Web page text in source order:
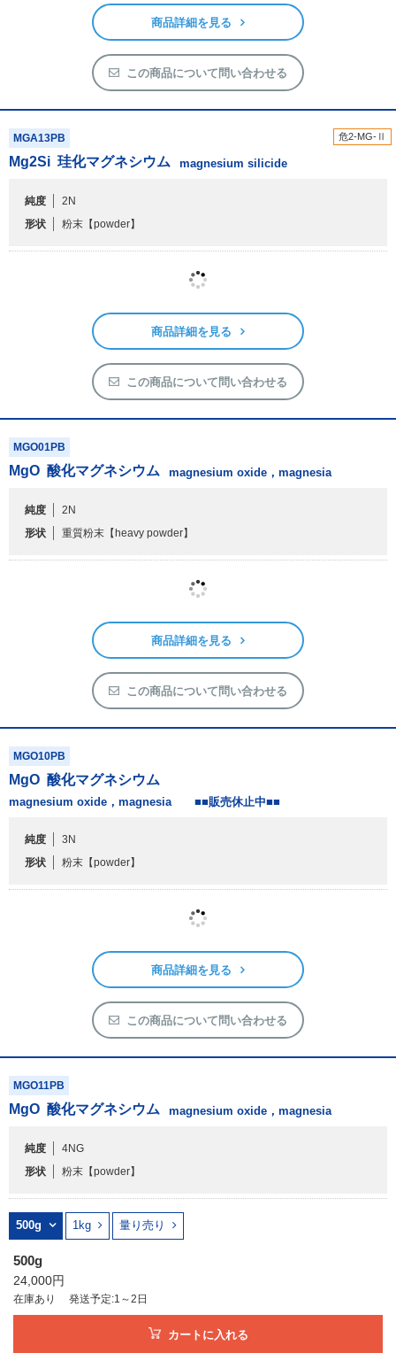
この商品について問い合わせる
Mg2Si 珪化マグネシウム magnesium silicide
純度
2N
形状
【powder】
商品詳細を見る
この商品について問い合わせる
MgO 酸化マグネシウム magnesium oxide，magnesia
純度
2N
形状
【heavy powder】
商品詳細を見る
この商品について問い合わせる
MgO 酸化マグネシウム
magnesium oxide，magnesia ■■販売休止中■■
純度
3N
形状
【powder】
商品詳細を見る
この商品について問い合わせる
MgO 酸化マグネシウム magnesium oxide，magnesia
純度
4NG
500g 1kg 量り売り
500g
24,000円